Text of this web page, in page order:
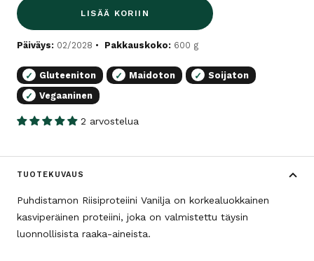
LISÄÄ KORIIN
Päiväys: 02/2028 Pakkauskoko: 600 g
✓ Gluteeniton ✓ Maidoton ✓
Soijaton
✓
Vegaaninen
2 arvostelua
TUOTEKUVAUS
Puhdistamon Riisiproteiini Vanilja on korkealuokkainen
kasviperäinen proteiini, joka on valmistettu täysin
luonnollisista raaka-aineista.